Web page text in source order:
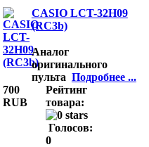
CASIO LCT-32H09
(RC3b)
Аналог
оригинального
пульта Подробнее ...
700
RUB
Рейтинг
товара:
Голосов:
0